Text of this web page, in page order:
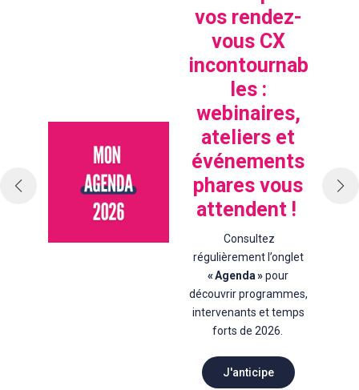
vos rendez-
vous CX
incontournab
les :
webinaires,
ateliers et
événements
phares vous
attendent !
Consultez
régulièrement l’onglet
« Agenda »pour
découvrir programmes,
intervenants et temps
forts de 2026.
J'anticipe